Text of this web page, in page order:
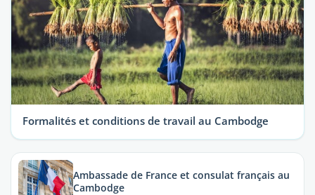
Formalités et conditions de travail au Cambodge
Ambassade de France et consulat français au
Cambodge